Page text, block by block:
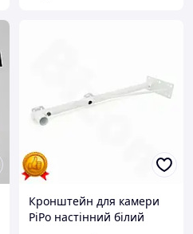
Кронштейн для камери
PiPo настінний білий